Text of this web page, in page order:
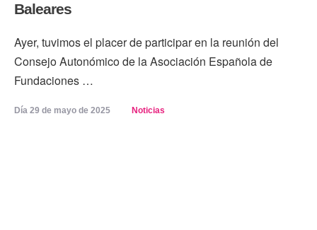
Baleares
Ayer, tuvimos el placer de participar en la reunión del
Consejo Autonómico de la Asociación Española de
Fundaciones …
Día 29 de mayo de 2025 Noticias